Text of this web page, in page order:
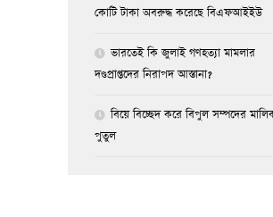
কোটি টাকা অবরুদ্ধ করেছে বিএফআইইউ
ভারতেই কি জুলাই গণহত্যা মামলার
দণ্ডপ্রাপ্তদের নিরাপদ আস্তানা?
বিয়ে বিচ্ছেদ করে বিপুল সম্পদের
পুতুল